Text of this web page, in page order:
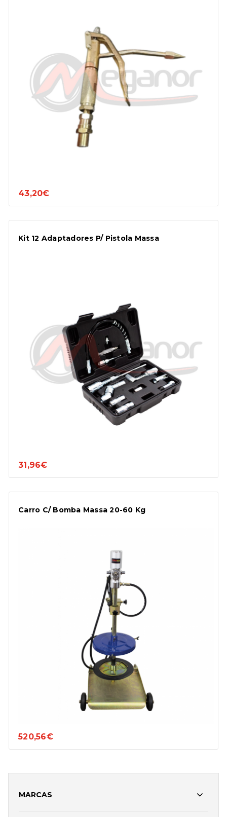
MARCAS
43,20€
Kit 12 Adaptadores P/ Pistola Massa
31,96€
Carro C/ Bomba Massa 20-60 Kg
520,56€